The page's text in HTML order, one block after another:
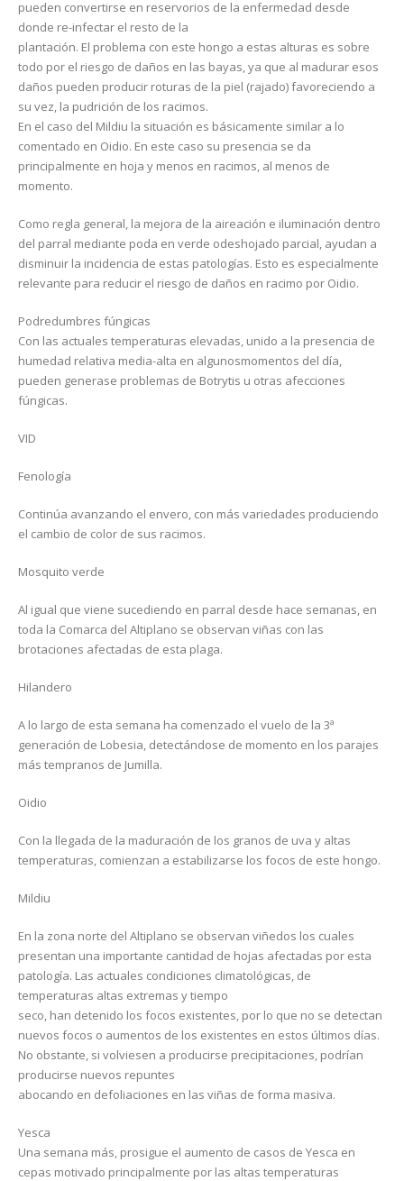
pueden convertirse en reservorios de la enfermedad desde
donde re-infectar el resto de la
plantación. El problema con este hongo a estas alturas es sobre
todo por el riesgo de daños en las bayas, ya que al madurar esos
daños pueden producir roturas de la piel (rajado) favoreciendo a
su vez, la pudrición de los racimos.
En el caso del Mildiu la situación es básicamente similar a lo
comentado en Oidio. En este caso su presencia se da
principalmente en hoja y menos en racimos, al menos de
momento.
Como regla general, la mejora de la aireación e iluminación dentro
del parral mediante poda en verde odeshojado parcial, ayudan a
disminuir la incidencia de estas patologías. Esto es especialmente
relevante para reducir el riesgo de daños en racimo por Oidio.
Podredumbres fúngicas
Con las actuales temperaturas elevadas, unido a la presencia de
humedad relativa media-alta en algunosmomentos del día,
pueden generase problemas de Botrytis u otras afecciones
fúngicas.
VID
Fenología
Continúa avanzando el envero, con más variedades produciendo
el cambio de color de sus racimos.
Mosquito verde
Al igual que viene sucediendo en parral desde hace semanas, en
toda la Comarca del Altiplano se observan viñas con las
brotaciones afectadas de esta plaga.
Hilandero
A lo largo de esta semana ha comenzado el vuelo de la 3ª
generación de Lobesia, detectándose de momento en los parajes
más tempranos de Jumilla.
Oidio
Con la llegada de la maduración de los granos de uva y altas
temperaturas, comienzan a estabilizarse los focos de este hongo.
Mildiu
En la zona norte del Altiplano se observan viñedos los cuales
presentan una importante cantidad de hojas afectadas por esta
patología. Las actuales condiciones climatológicas, de
temperaturas altas extremas y tiempo
seco, han detenido los focos existentes, por lo que no se detectan
nuevos focos o aumentos de los existentes en estos últimos días.
No obstante, si volviesen a producirse precipitaciones, podrían
producirse nuevos repuntes
abocando en defoliaciones en las viñas de forma masiva.
Yesca
Una semana más, prosigue el aumento de casos de Yesca en
cepas motivado principalmente por las altas temperaturas